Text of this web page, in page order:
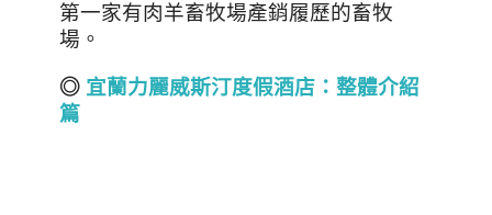
第一家有肉羊畜牧場產銷履歷的畜牧
場。
◎ 宜蘭力麗威斯汀度假酒店：整體介紹
篇